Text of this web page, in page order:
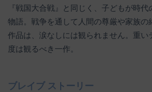
『戦国大合戦』と同じく、子どもが時代
物語。戦争を通して人間の尊厳や家族の
作品は、涙なしには観られません。重い
度は観るべき一作。
ブレイブ ストーリー